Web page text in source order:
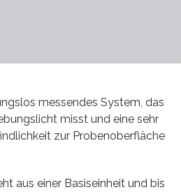
messendes System, das
misst und eine sehr
zur Probenoberfläche
aus einer Basiseinheit und bis